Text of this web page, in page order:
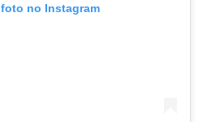
foto no Instagram